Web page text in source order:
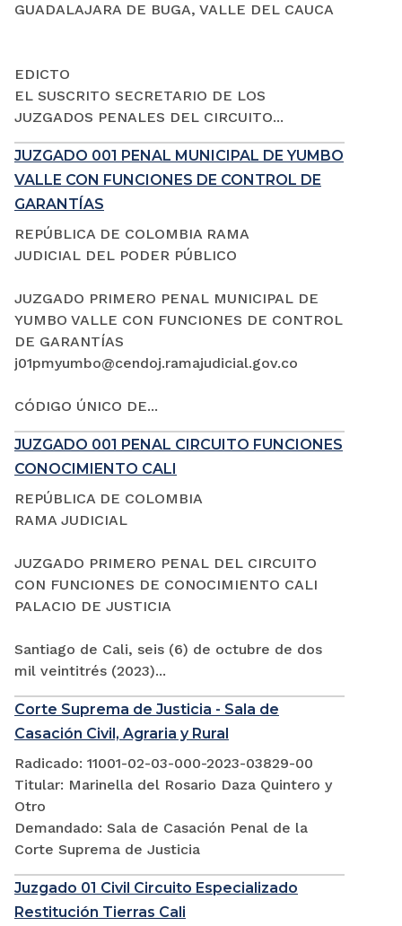
GUADALAJARA DE BUGA, VALLE DEL CAUCA
EDICTO
EL SUSCRITO SECRETARIO DE LOS
JUZGADOS PENALES DEL CIRCUITO...
JUZGADO 001 PENAL MUNICIPAL DE YUMBO
VALLE CON FUNCIONES DE CONTROL DE
GARANTÍAS
REPÚBLICA DE COLOMBIA RAMA
JUDICIAL DEL PODER PÚBLICO
JUZGADO PRIMERO PENAL MUNICIPAL DE
YUMBO VALLE CON FUNCIONES DE CONTROL
DE GARANTÍAS
j01pmyumbo@cendoj.ramajudicial.gov.co
CÓDIGO ÚNICO DE...
JUZGADO 001 PENAL CIRCUITO FUNCIONES
CONOCIMIENTO CALI
REPÚBLICA DE COLOMBIA
RAMA JUDICIAL
JUZGADO PRIMERO PENAL DEL CIRCUITO
CON FUNCIONES DE CONOCIMIENTO CALI
PALACIO DE JUSTICIA
Santiago de Cali, seis (6) de octubre de dos
mil veintitrés (2023)...
Corte Suprema de Justicia - Sala de
Casación Civil, Agraria y Rural
Radicado: 11001-02-03-000-2023-03829-00
Titular: Marinella del Rosario Daza Quintero y
Otro
Demandado: Sala de Casación Penal de la
Corte Suprema de Justicia
Juzgado 01 Civil Circuito Especializado
Restitución Tierras Cali